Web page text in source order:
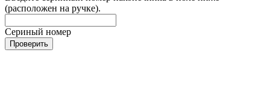
(расположен на ручке).
Сериный номер
Проверить